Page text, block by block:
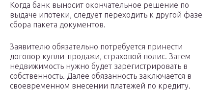
Когда банк выносит окончательное решение по
выдаче ипотеки, следует переходить к другой фазе
сбора пакета документов.
Заявителю обязательно потребуется принести
договор купли-продажи, страховой полис. Затем
недвижимость нужно будет зарегистрировать в
собственность. Далее обязанность заключается в
своевременном внесении платежей по кредиту.